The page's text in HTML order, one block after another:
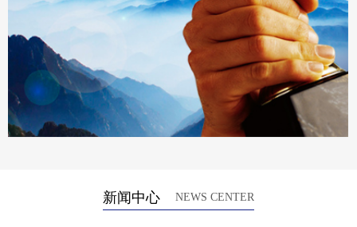
新闻中心 NEWS CENTER